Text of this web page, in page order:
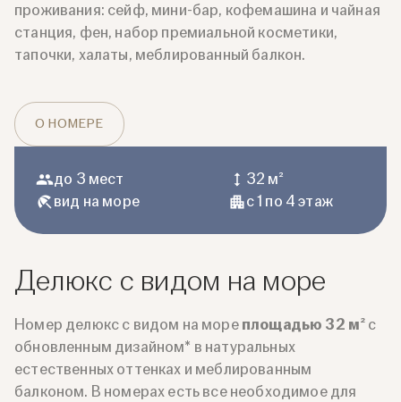
проживания: сейф, мини-бар, кофемашина и чайная
станция, фен, набор премиальной косметики,
тапочки, халаты, меблированный балкон.
О НОМЕРЕ
до 3 мест
32 м²
вид на море
с 1 по 4 этаж
Делюкс с видом на море
Номер делюкс с видом на мореплощадью 32 м²с
обновленным дизайном* в натуральных
естественных оттенках и меблированным
балконом. В номерах есть все необходимое для